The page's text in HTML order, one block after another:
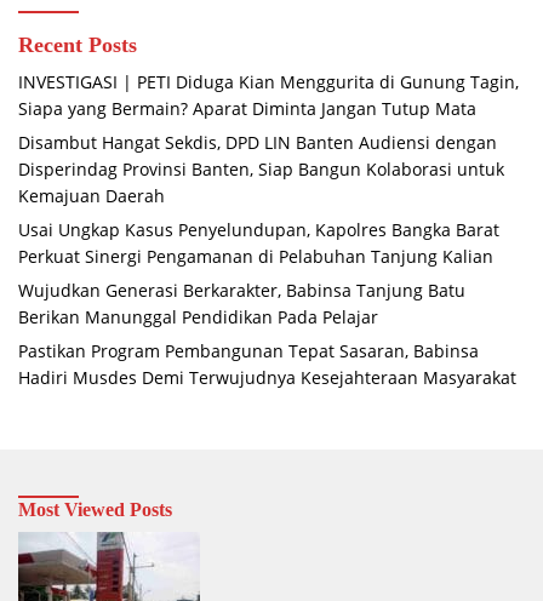
Recent Posts
INVESTIGASI | PETI Diduga Kian Menggurita di Gunung Tagin,
Siapa yang Bermain? Aparat Diminta Jangan Tutup Mata
Disambut Hangat Sekdis, DPD LIN Banten Audiensi dengan
Disperindag Provinsi Banten, Siap Bangun Kolaborasi untuk
Kemajuan Daerah
Usai Ungkap Kasus Penyelundupan, Kapolres Bangka Barat
Perkuat Sinergi Pengamanan di Pelabuhan Tanjung Kalian
Wujudkan Generasi Berkarakter, Babinsa Tanjung Batu
Berikan Manunggal Pendidikan Pada Pelajar
Pastikan Program Pembangunan Tepat Sasaran, Babinsa
Hadiri Musdes Demi Terwujudnya Kesejahteraan Masyarakat
Most Viewed Posts